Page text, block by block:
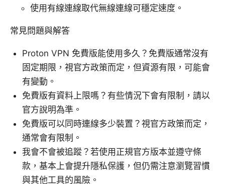
使用有線連線取代無線連線可穩定速度。
常見問題與解答
Proton VPN 免費版能使用多久？免費版通常沒有
固定期限，視官方政策而定，但資源有限，可能會
有變動。
免費版有資料上限嗎？有些情況下會有限制，請以
官方說明為準。
免費版可以同時連線多少裝置？視官方政策而定，
通常會有限制。
我會不會被追蹤？若使用正規官方版本並遵守條
款，基本上會提升隱私保護，但仍需注意瀏覽習慣
與其他工具的風險。